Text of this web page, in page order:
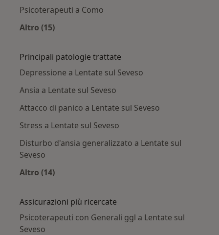
Psicoterapeuti a Como
Altro (15)
Principali patologie trattate
Depressione a Lentate sul Seveso
Ansia a Lentate sul Seveso
Attacco di panico a Lentate sul Seveso
Stress a Lentate sul Seveso
Disturbo d'ansia generalizzato a Lentate sul
Seveso
Altro (14)
Assicurazioni più ricercate
Psicoterapeuti con Generali ggl a Lentate sul
Seveso